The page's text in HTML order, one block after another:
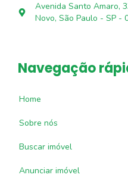
Avenida Santo Amaro,
Novo, São Paulo - SP -
Navegação
Home
Sobre nós
Buscar imóvel
Anunciar imóvel